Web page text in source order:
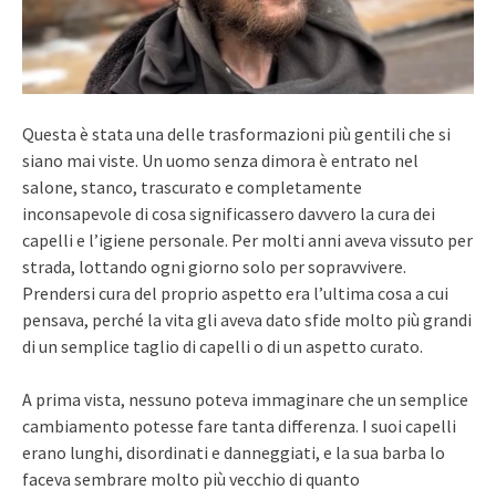
Questa è stata una delle trasformazioni più gentili che si
siano mai viste. Un uomo senza dimora è entrato nel
salone, stanco, trascurato e completamente
inconsapevole di cosa significassero davvero la cura dei
capelli e l’igiene personale. Per molti anni aveva vissuto per
strada, lottando ogni giorno solo per sopravvivere.
Prendersi cura del proprio aspetto era l’ultima cosa a cui
pensava, perché la vita gli aveva dato sfide molto più grandi
di un semplice taglio di capelli o di un aspetto curato.
A prima vista, nessuno poteva immaginare che un semplice
cambiamento potesse fare tanta differenza. I suoi capelli
erano lunghi, disordinati e danneggiati, e la sua barba lo
faceva sembrare molto più vecchio di quanto